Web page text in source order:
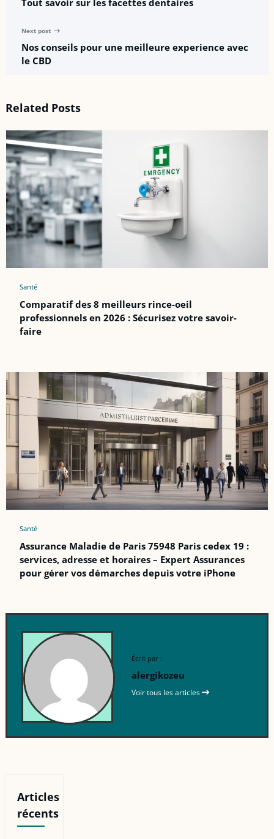
Next post
Nos conseils pour une meilleure experience avec
le CBD
Related Posts
Santé
Comparatif des 8 meilleurs rince-oeil
professionnels en 2026 : Sécurisez votre savoir-
faire
Santé
Assurance Maladie de Paris 75948 Paris cedex 19 :
services, adresse et horaires – Expert Assurances
pour gérer vos démarches depuis votre iPhone
Écrit par :
alergikozeu
Voir tous les articles
Articles
récents